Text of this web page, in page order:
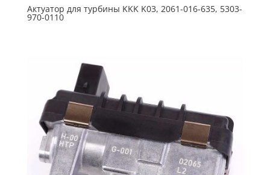
Актуатор для турбины KKK K03, 2061-016-635, 5303-
970-0110